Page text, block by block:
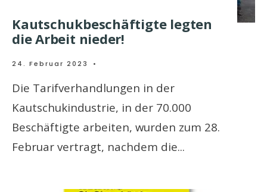
Kautschukbeschäftigte legten
die Arbeit nieder!
24. Februar 2023 •
Die Tarifverhandlungen in der
Kautschukindustrie, in der 70.000
Beschäftigte arbeiten, wurden zum 28.
Februar vertragt, nachdem die...